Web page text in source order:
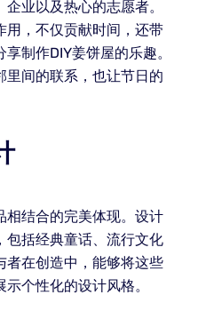
业以及热心的志愿者。
用，不仅贡献时间，还带
制作DIY姜饼屋的乐趣。
里间的联系，也让节日的
相结合的完美体现。设计
包括经典童话、流行文化
者在创造中，能够将这些
个性化的设计风格。